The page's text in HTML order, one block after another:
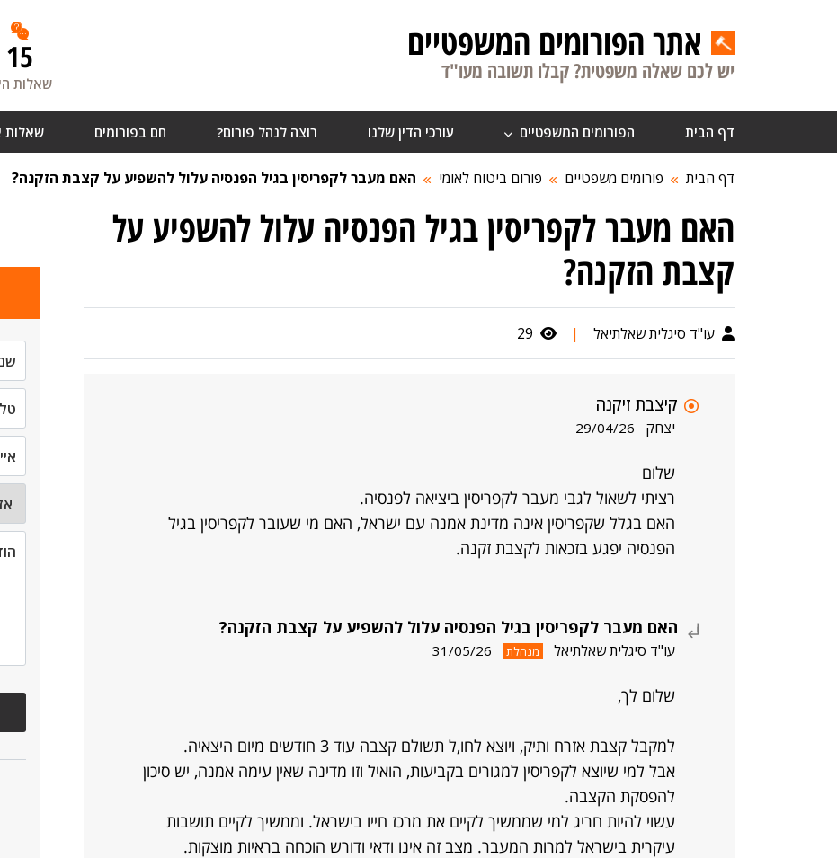
אתר הפורומים המשפטיים
יש לכם שאלה משפטית? קבלו תשובה מעו"ד 15
שאלות
דף הבית הפורומים המשפטיים עורכי הדין שלנו רוצה לנהל פורום? חם בפורומים שאלות
דף הבית פורומים משפטיים פורום ביטוח לאומי האם מעבר לקפריסין בגיל הפנסיה עלול להשפיע על קצבת הזקנה?
האם מעבר לקפריסין בגיל הפנסיה עלול להשפיע על
קצבת הזקנה?
עו"ד סיגלית שאלתיאל |
29
קיצבת זיקנה
יצחק 29/04/26
שלום
רציתי לשאול לגבי מעבר לקפריסין ביציאה לפנסיה.
האם בגלל שקפריסין אינה מדינת אמנה עם ישראל, האם מי שעובר לקפריסין בגיל
הפנסיה יפגע בזכאות לקצבת זקנה.
האם מעבר לקפריסין בגיל הפנסיה עלול להשפיע על קצבת הזקנה?
עו"ד סיגלית שאלתיאל מנהלת 31/05/26
שלום לך,
למקבל קצבת אזרח ותיק, ויוצא לחו,ל תשולם קצבה עוד 3 חודשים מיום היצאיה.
אבל למי שיוצא לקפריסין למגורים בקביעות, הואיל וזו מדינה שאין עימה אמנה, יש סיכון
להפסקת הקצבה.
עשוי להיות חריג למי שממשיך לקיים את מרכז חייו בישראל. וממשיך לקיים תושבות
עיקרית בישראל למרות המעבר. מצב זה אינו ודאי ודורש הוכחה בראיות מוצקות.